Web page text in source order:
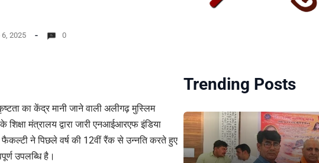
6, 2025 0
का केंद्र मानी जाने वाली अलीगढ़ मुस्लिम
मंत्रालय द्वारा जारी एनआईआरएफ इंडिया
ने पिछले वर्ष की 12वीं रैंक से उन्नति करते हुए
उपलब्धि है।
Trending Posts